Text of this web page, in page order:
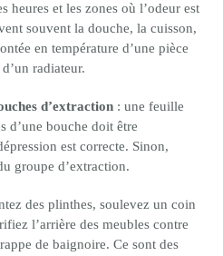
heures et les zones où l’odeur est
souvent la douche, la cuisson,
en température d’une pièce
radiateur.
d’extraction : une feuille
d’une bouche doit être
est correcte. Sinon,
groupe d’extraction.
des plinthes, soulevez un coin
l’arrière des meubles contre
de baignoire. Ce sont des